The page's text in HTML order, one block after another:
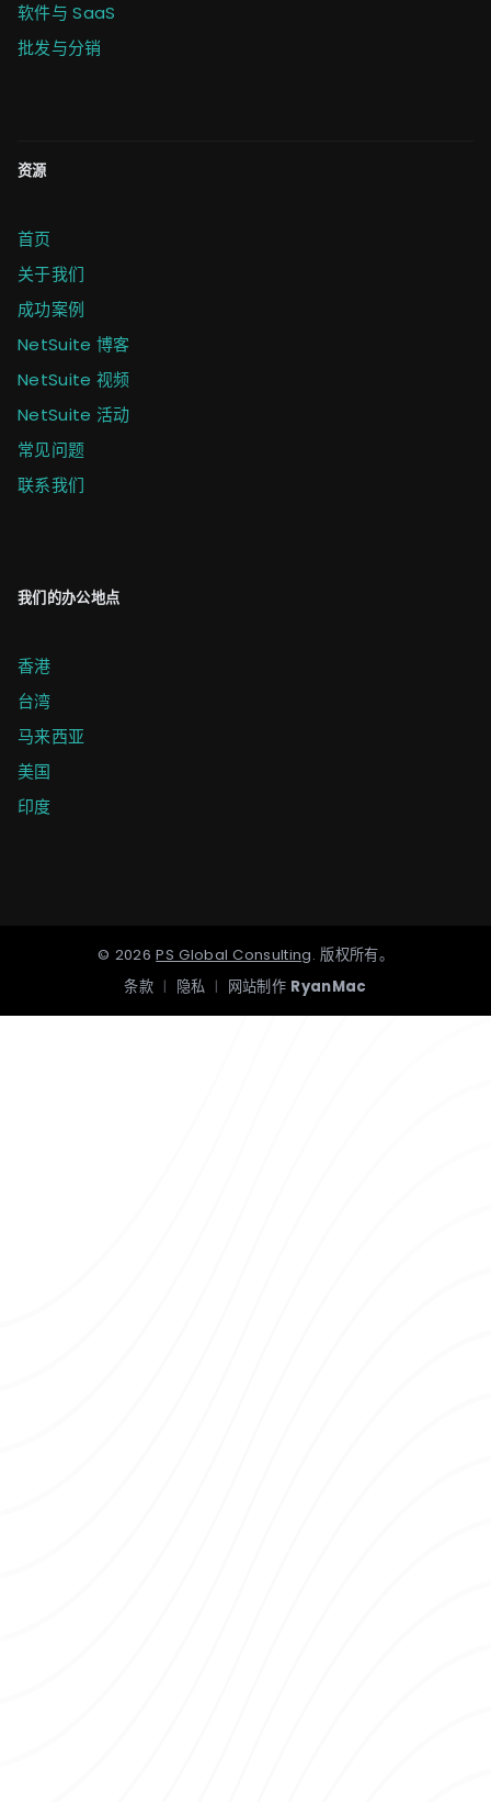
软件与 SaaS
批发与分销
资源
首页
关于我们
成功案例
NetSuite 博客
NetSuite 视频
NetSuite 活动
常见问题
联系我们
我们的办公地点
香港
台湾
马来西亚
美国
印度
© 2026 PS Global Consulting.版权所有。
条款 | 隐私 | 网站制作 RyanMac